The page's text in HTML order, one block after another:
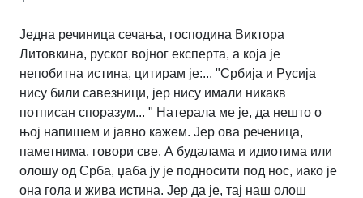
Једна речиница сечања, господина Виктора
Литовкина, руског војног експерта, а која је
непобитна истина, цитирам је:... "Србија и Русија
нису били савезници, јер нису имали никакв
потписан споразум... " Натерала ме је, да нешто о
њој напишем и јавно кажем. Јер ова реченица,
паметнима, говори све. А будалама и идиотима или
олошу од Срба, џаба ју је подносити под нос, иако је
она гола и жива истина. Јер да је, тај наш олош